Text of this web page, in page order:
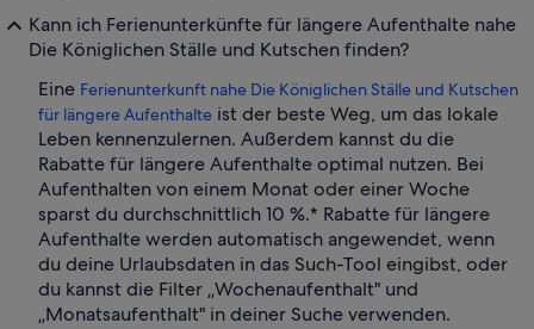
Kann ich Ferienunterkünfte für längere Aufenthalte nahe
Die Königlichen Ställe und Kutschen finden?
Eine Ferienunterkunft nahe Die Königlichen Ställe und Kutschen
für längere Aufenthalte ist der beste Weg, um das lokale
Leben kennenzulernen. Außerdem kannst du die
Rabatte für längere Aufenthalte optimal nutzen. Bei
Aufenthalten von einem Monat oder einer Woche
sparst du durchschnittlich 10 %.* Rabatte für längere
Aufenthalte werden automatisch angewendet, wenn
du deine Urlaubsdaten in das Such-Tool eingibst, oder
du kannst die Filter „Wochenaufenthalt" und
„Monatsaufenthalt" in deiner Suche verwenden.